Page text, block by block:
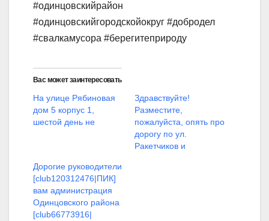
#одинцовскийрайон
#одинцовскийгородскойокруг #добродел
#свалкамусора #берегитеприроду
Вас может заинтересовать
На улице Рябиновая
дом 5 корпус 1,
шестой день не
Здравствуйте!
Разместите,
пожалуйста, опять про
дорогу по ул.
Ракетчиков и
Дорогие руководители
[club120312476|ПИК]
вам администрация
Одинцовского района
[club66773916|